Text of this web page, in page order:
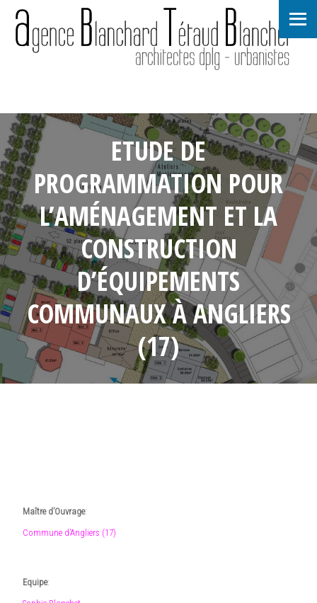
ETUDE DE
PROGRAMMATION POUR
L’AMÉNAGEMENT ET LA
CONSTRUCTION
D’ÉQUIPEMENTS
COMMUNAUX À ANGLIERS
(17)
Maître d’Ouvrage:
Commune d’Angliers (17)
Equipe: